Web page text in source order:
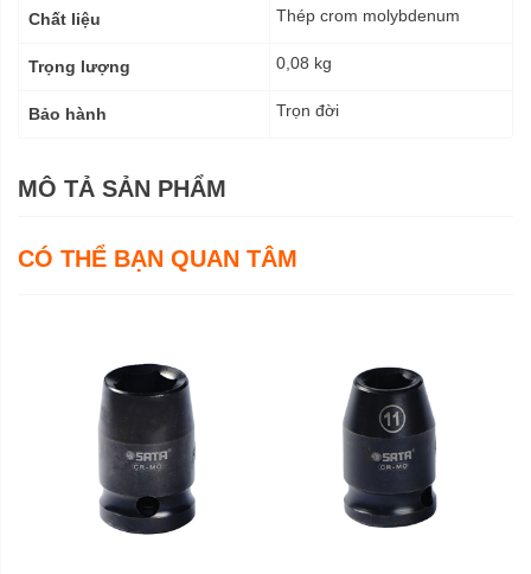
Chất liệu Thép crom molybdenum
Trọng lượng 0,08 kg
Bảo hành Trọn đời
MÔ TẢ SẢN PHẨM
CÓ THỂ BẠN QUAN TÂM